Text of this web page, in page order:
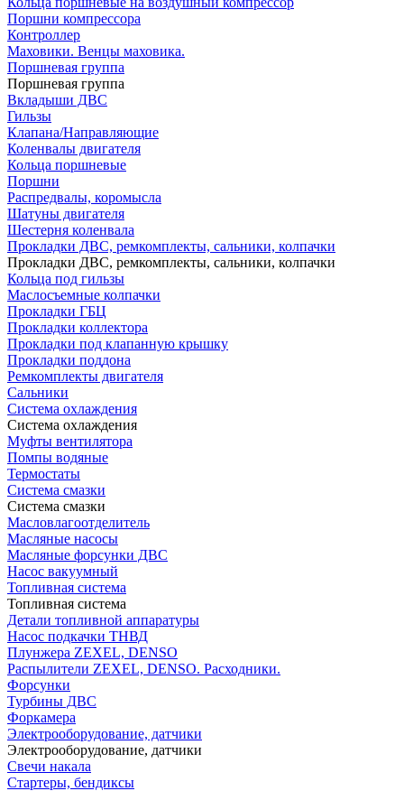
Поршни компрессора
Контроллер
Маховики. Венцы маховика.
Поршневая группа
Поршневая группа
Вкладыши ДВС
Гильзы
Клапана/Направляющие
Коленвалы двигателя
Кольца поршневые
Поршни
Распредвалы, коромысла
Шатуны двигателя
Шестерня коленвала
Прокладки ДВС, ремкомплекты, сальники, колпачки
Прокладки ДВС, ремкомплекты, сальники, колпачки
Кольца под гильзы
Маслосъемные колпачки
Прокладки ГБЦ
Прокладки коллектора
Прокладки под клапанную крышку
Прокладки поддона
Ремкомплекты двигателя
Сальники
Система охлаждения
Система охлаждения
Муфты вентилятора
Помпы водяные
Термостаты
Система смазки
Система смазки
Масловлагоотделитель
Масляные насосы
Масляные форсунки ДВС
Насос вакуумный
Топливная система
Топливная система
Детали топливной аппаратуры
Насос подкачки ТНВД
Плунжера ZEXEL, DENSO
Распылители ZEXEL, DENSO. Расходники.
Форсунки
Турбины ДВС
Форкамера
Электрооборудование, датчики
Электрооборудование, датчики
Свечи накала
Стартеры, бендиксы